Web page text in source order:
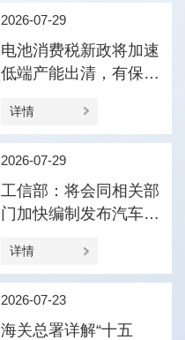
2026-07-29
电池消费税新政将加速
低端产能出清，有保有
详情
2026-07-29
工信部：将会同相关部
门加快编制发布汽车企
指引
详情
2026-07-23
海关总署详解“十五